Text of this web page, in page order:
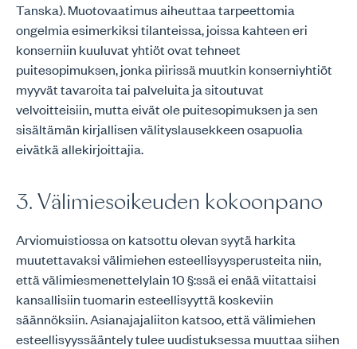
Tanska). Muotovaatimus aiheuttaa tarpeettomia
ongelmia esimerkiksi tilanteissa, joissa kahteen eri
konserniin kuuluvat yhtiöt ovat tehneet
puitesopimuksen, jonka piirissä muutkin konserniyhtiöt
myyvät tavaroita tai palveluita ja sitoutuvat
velvoitteisiin, mutta eivät ole puitesopimuksen ja sen
sisältämän kirjallisen välityslausekkeen osapuolia
eivätkä allekirjoittajia.
3. Välimiesoikeuden kokoonpano
Arviomuistiossa on katsottu olevan syytä harkita
muutettavaksi välimiehen esteellisyysperusteita niin,
että välimiesmenettelylain 10 §:ssä ei enää viitattaisi
kansallisiin tuomarin esteellisyyttä koskeviin
säännöksiin. Asianajajaliiton katsoo, että välimiehen
esteellisyyssääntely tulee uudistuksessa muuttaa siihen